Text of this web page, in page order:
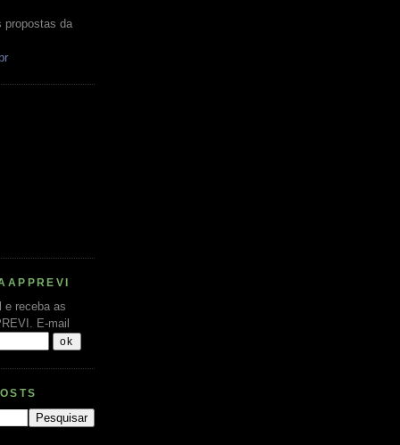
propostas da
e receba as
E-mail